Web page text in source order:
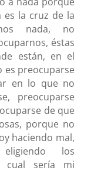
es la cruz de la
nada, no
éstas
están, en el
es preocuparse
en lo que no
preocuparse
de que
porque no
haciendo mal,
los
cual sería mi